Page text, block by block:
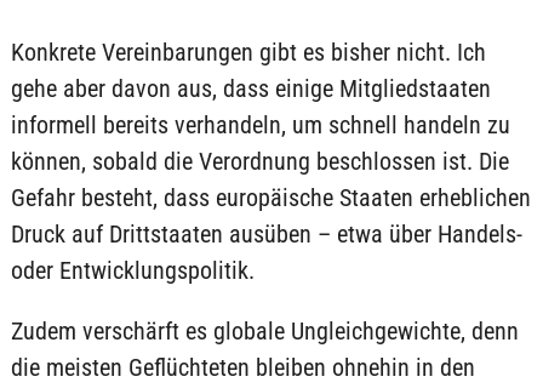
Konkrete Vereinbarungen gibt es bisher nicht. Ich
gehe aber davon aus, dass einige Mitgliedstaaten
informell bereits verhandeln, um schnell handeln zu
können, sobald die Verordnung beschlossen ist. Die
Gefahr besteht, dass europäische Staaten erheblichen
Druck auf Drittstaaten ausüben – etwa über Handels-
oder Entwicklungspolitik.
Zudem verschärft es globale Ungleichgewichte, denn
die meisten Geflüchteten bleiben ohnehin in den